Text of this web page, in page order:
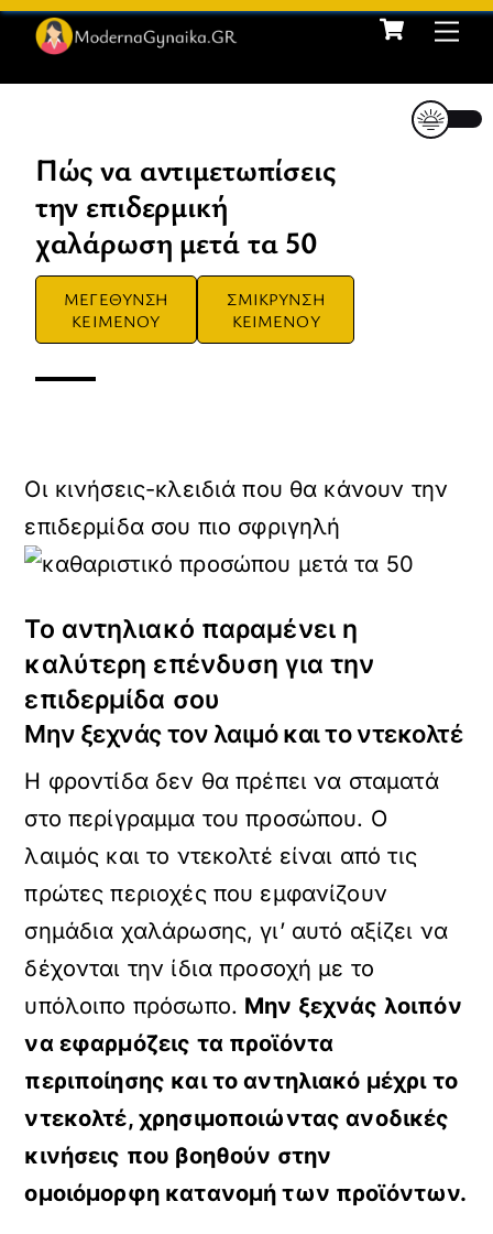
Skip
content
Cart
Πώς να αντιμετωπίσεις
την επιδερμική
χαλάρωση μετά τα 50
ΜΕΓΕΘΥΝΣΗ
ΚΕΙΜΕΝΟΥ
ΣΜΙΚΡΥΝΣΗ
ΚΕΙΜΕΝΟΥ
Οι κινήσεις-κλειδιά που θα κάνουν την
επιδερμίδα σου πιο σφριγηλή
Το αντηλιακό παραμένει η
καλύτερη επένδυση για την
επιδερμίδα σου
Μην ξεχνάς τον λαιμό και το ντεκολτέ
Η φροντίδα δεν θα πρέπει να σταματά
στο περίγραμμα του προσώπου. Ο
λαιμός και το ντεκολτέ είναι από τις
πρώτες περιοχές που εμφανίζουν
σημάδια χαλάρωσης, γι’ αυτό αξίζει να
δέχονται την ίδια προσοχή με το
υπόλοιπο πρόσωπο. Μην ξεχνάς λοιπόν
να εφαρμόζεις τα προϊόντα
περιποίησης και το αντηλιακό μέχρι το
ντεκολτέ, χρησιμοποιώντας ανοδικές
κινήσεις που βοηθούν στην
ομοιόμορφη κατανομή των προϊόντων.